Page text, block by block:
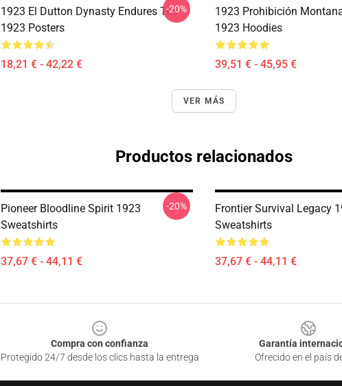
1923 El Dutton Dynasty Endures Tee
1923 Posters
18,21 € - 42,22 €
-20%
1923 Prohibición
1923 Hoodies
39,51 € - 45,95 €
VER MÁS
Productos relacionados
Pioneer Bloodline Spirit 1923
Sweatshirts
37,67 € - 44,11 €
-20%
Frontier Survival Legacy
Sweatshirts
37,67 € - 44,11 €
Compra con confianza
Protegido 24/7 desde los clics hasta la entrega
Garantía
Ofrecido en el país